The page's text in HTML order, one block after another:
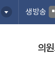
생방송
의